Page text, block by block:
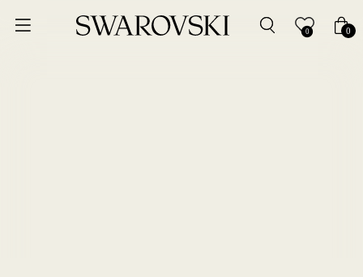
0 0
Ordenar por